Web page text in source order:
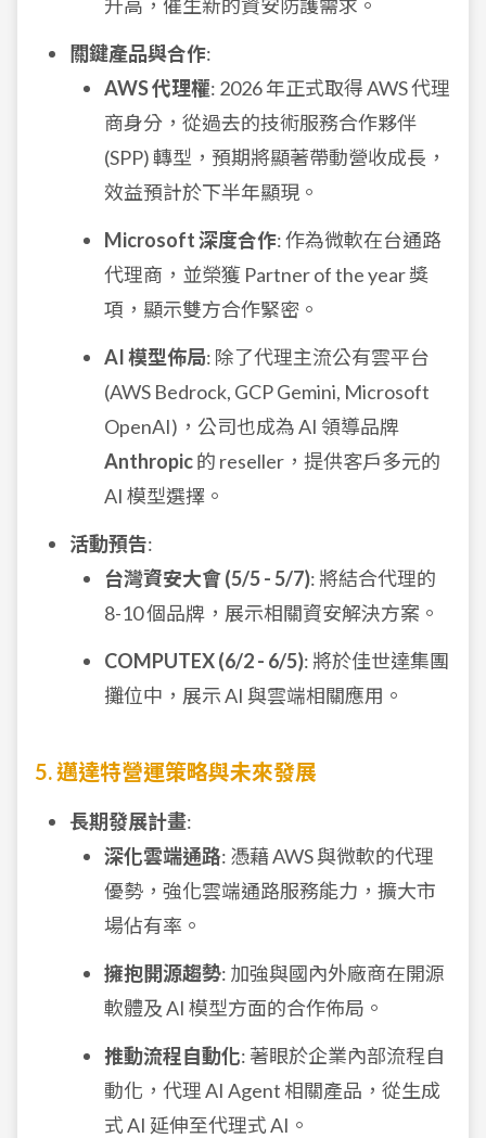
升高，催生新的資安防護需求。
關鍵產品與合作:
AWS 代理權: 2026 年正式取得 AWS 代理
商身分，從過去的技術服務合作夥伴
(SPP) 轉型，預期將顯著帶動營收成長，
效益預計於下半年顯現。
Microsoft 深度合作: 作為微軟在台通路
代理商，並榮獲 Partner of the year 獎
項，顯示雙方合作緊密。
AI 模型佈局: 除了代理主流公有雲平台
(AWS Bedrock, GCP Gemini, Microsoft
OpenAI)，公司也成為 AI 領導品牌
Anthropic的 reseller，提供客戶多元的
AI 模型選擇。
活動預告:
台灣資安大會 (5/5 - 5/7): 將結合代理的
8-10 個品牌，展示相關資安解決方案。
COMPUTEX (6/2 - 6/5): 將於佳世達集團
攤位中，展示 AI 與雲端相關應用。
5. 邁達特營運策略與未來發展
長期發展計畫:
深化雲端通路: 憑藉 AWS 與微軟的代理
優勢，強化雲端通路服務能力，擴大市
場佔有率。
擁抱開源趨勢: 加強與國內外廠商在開源
軟體及 AI 模型方面的合作佈局。
推動流程自動化: 著眼於企業內部流程自
動化，代理 AI Agent 相關產品，從生成
式 AI 延伸至代理式 AI。